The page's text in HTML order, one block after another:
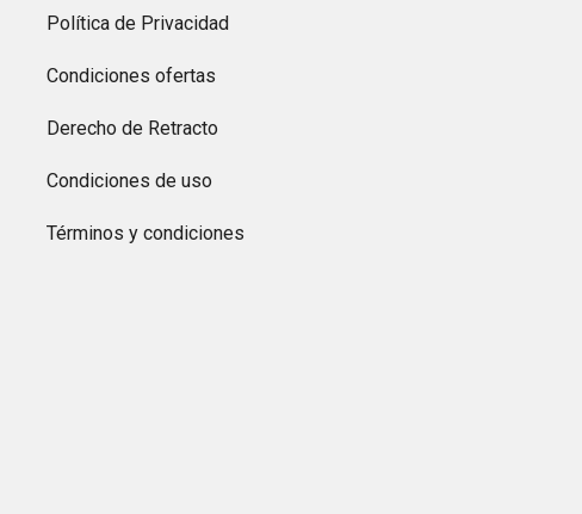
Política de Privacidad
Condiciones ofertas
Derecho de Retracto
Condiciones de uso
Términos y condiciones